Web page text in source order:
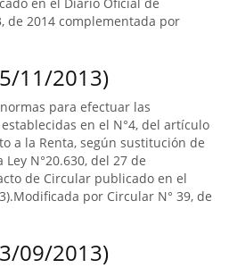
de 2014 complementada por
11/2013)
para efectuar las
en el N°4, del artículo
a la Renta, según sustitución de
N°20.630, del 27 de
de Circular publicado en el
por Circular N° 39, de
09/2013)